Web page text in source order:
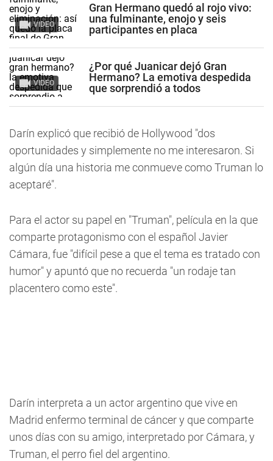
VIDEO
Gran Hermano quedó al rojo vivo:
una fulminante, enojo y seis
participantes en placa
VIDEO
¿Por qué Juanicar dejó Gran
Hermano? La emotiva despedida
que sorprendió a todos
Darín explicó que recibió de Hollywood "dos
oportunidades y simplemente no me interesaron. Si
algún día una historia me conmueve como Truman lo
aceptaré".
Para el actor su papel en "Truman", película en la que
comparte protagonismo con el español Javier
Cámara, fue "difícil pese a que el tema es tratado con
humor" y apuntó que no recuerda "un rodaje tan
placentero como este".
Darín interpreta a un actor argentino que vive en
Madrid enfermo terminal de cáncer y que comparte
unos días con su amigo, interpretado por Cámara, y
Truman, el perro fiel del argentino.